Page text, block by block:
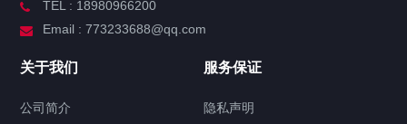
TEL : 18980966200
Email : 773233688@qq.com
关于我们
公司简介
服务保证
隐私声明